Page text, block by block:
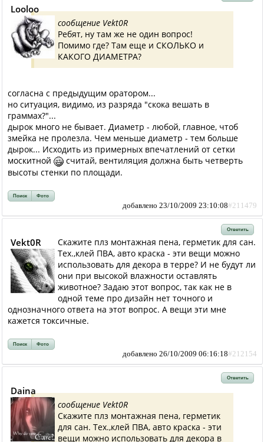
Looloo
сообщение Vekt0R
Ребят, ну там же не один вопрос!
Помимо где? Там еще и СКОЛЬКО и
КАКОГО ДИАМЕТРА?
согласна с предыдущим оратором...
но ситуация, видимо, из разряда "скока вешать в
граммах?"...
дырок много не бывает. Диаметр - любой, главное, чтоб
змейка не пролезла. Чем меньше диаметр - тем больше
дырок... Исходить из примерных впечатлений от сетки
москитной
считай, вентиляция должна быть четверть
высоты стенки по площади.
Поиск Фото
добавлено 23/10/2009 23:10:08#211479
Ответить
Vekt0R
Скажите плз монтажная пена, герметик для сан.
Тех.,клей ПВА, авто краска - эти вещи можно
использовать для декора в терре? И не будут ли
они при высокой влажности оставлять
животное? Задаю этот вопрос, так как не в
одной теме про дизайн нет точного и
однозначного ответа на этот вопрос. А вещи эти мне
кажется токсичные.
Поиск Фото
добавлено 26/10/2009 06:16:18#212154
Ответить
Daina
сообщение Vekt0R
Скажите плз монтажная пена, герметик
для сан. Тех.,клей ПВА, авто краска - эти
вещи можно использовать для декора в